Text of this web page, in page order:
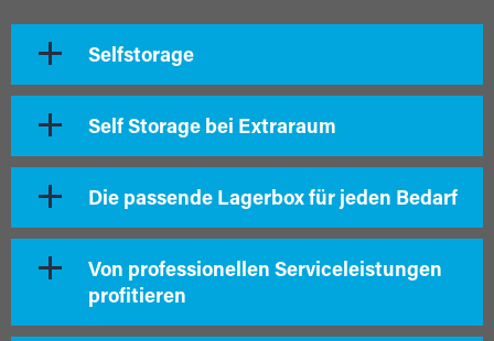
Selfstorage
Self Storage bei Extraraum
Die passende Lagerbox für jeden Bedarf
Von professionellen Serviceleistungen
profitieren